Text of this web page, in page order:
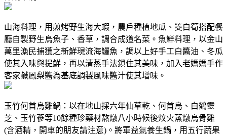
山海料理，用煎烤野生海大蝦，農戶種植地瓜、筊白筍搭配餐
廳自製野生烏魚子、香草，調合成道名菜。魚鮮料理，以金山
萬里漁民捕獲之新鮮現流海鱺魚，調以上好手工白醬油、冬瓜
使其入味與提鮮，再以清蒸手法鎖住其美味，加入老媽媽手作
客家鹹鳳梨醬為基底調製風味醬汁使其增味。
玉竹何首烏雞鍋：以在地山採六年仙草乾、何首烏、白鶴靈
芝、玉竹蔘等10餘種珍藥材熬燉八小時候後炆火蒸燉烏骨雞
(含酒精，開車的朋友請注意)。將軍益氣養生鍋，用五行蔬果